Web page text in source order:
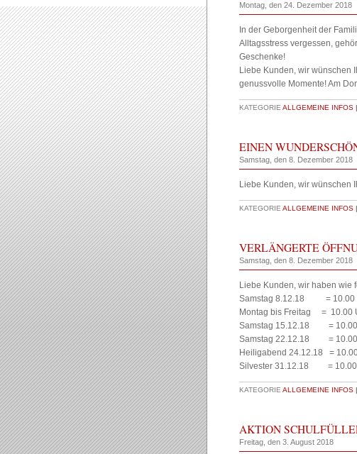
Montag, den 24. Dezember 2018
In der Geborgenheit der
Alltagsstress vergessen,
Geschenke!
Liebe Kunden, wir wünschen
genussvolle Momente! Am
KATEGORIE ALLGEMEINE INFOS |
EINEN
Samstag, den 8. Dezember 2018
Liebe Kunden, wir wünschen
KATEGORIE ALLGEMEINE INFOS |
VERLÄNGERTE
Samstag, den 8. Dezember 2018
Liebe Kunden, wir haben wie
Samstag 8.12.18 = 10.00
Montag bis Freitag = 10.00
Samstag 15.12.18 = 10.00
Samstag 22.12.18 = 10.00
Heiligabend 24.12.18 =
Silvester 31.12.18 = 10.00
KATEGORIE ALLGEMEINE INFOS |
AKTION
Freitag, den 3. August 2018